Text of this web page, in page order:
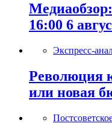
16:00 6
Экспресс-
Революция
или новая